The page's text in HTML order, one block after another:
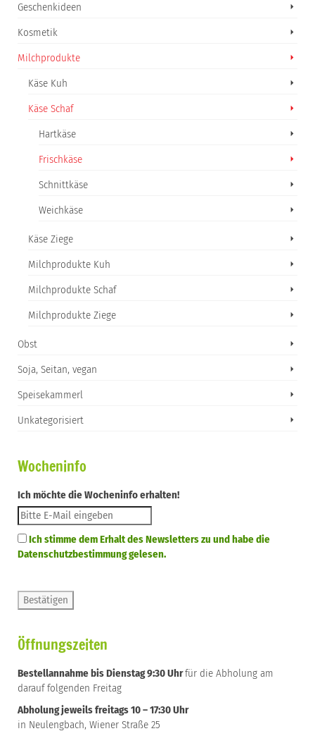
Geschenkideen
Kosmetik
Milchprodukte
Käse Kuh
Käse Schaf
Hartkäse
Frischkäse
Schnittkäse
Weichkäse
Käse Ziege
Milchprodukte Kuh
Milchprodukte Schaf
Milchprodukte Ziege
Obst
Soja, Seitan, vegan
Speisekammerl
Unkategorisiert
Wocheninfo
Ich möchte die Wocheninfo erhalten!
Ich stimme dem Erhalt des Newsletters zu und habe die
Datenschutzbestimmung gelesen.
Öffnungszeiten
Bestellannahme bis Dienstag 9:30 Uhrfür die Abholung am
darauf folgenden Freitag
Abholung jeweils freitags 10 – 17:30 Uhr
in Neulengbach, Wiener Straße 25